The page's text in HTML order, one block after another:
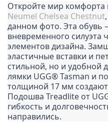
Откройте мир комфорта
Neumel Chelsea Chestnut
данном фото. Эта обувь
вневременного силуэта
элементов дизайна.
эластичные вставки и
стильной, но и удобной
лямки UGG® Tasman и
толщиной 17 мм
Подошва Treadlite от
гибкость и
направились.